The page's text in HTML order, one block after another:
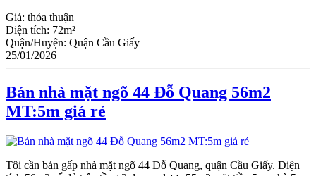
Giá: thỏa thuận
Diện tích: 72m²
Quận/Huyện: Quận Cầu Giấy
25/01/2026
Bán nhà mặt ngõ 44 Đỗ Quang 56m2
MT:5m giá rẻ
Tôi cần bán gấp nhà mặt ngõ 44 Đỗ Quang, quận Ϲầu Giấy. Diện